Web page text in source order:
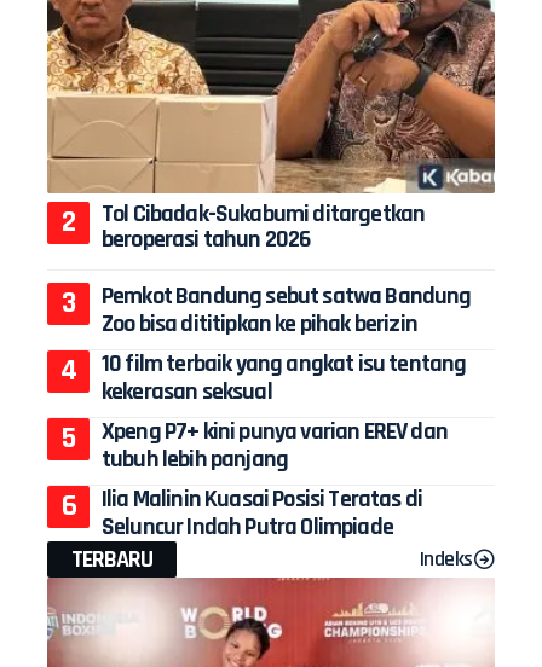
Tol Cibadak-Sukabumi ditargetkan
beroperasi tahun 2026
Pemkot Bandung sebut satwa Bandung
Zoo bisa dititipkan ke pihak berizin
10 film terbaik yang angkat isu tentang
kekerasan seksual
Xpeng P7+ kini punya varian EREV dan
tubuh lebih panjang
Ilia Malinin Kuasai Posisi Teratas di
Seluncur Indah Putra Olimpiade
TERBARU
Indeks